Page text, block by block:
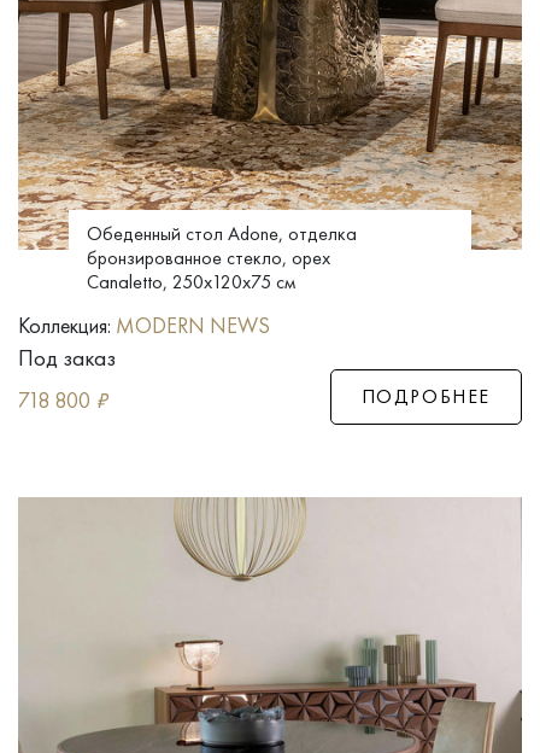
Обеденный стол Adone, отделка
бронзированное стекло, орех
Canaletto, 250x120x75 см
Коллекция: MODERN NEWS
Под заказ
718 800 ₽ ПОДРОБНЕЕ